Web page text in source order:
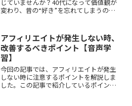
じていませんか？40代になって価値観が
変わり、昔の“好き”を忘れてしまうのは
見”のヒントを紹介。過去の自分を振り返
ることで、今のあなたに合う「好き」が
見えてきます。
アフィリエイトが発生しない時、
改善するべきポイント【音声学
習】
今回の記事では、アフィリエイトが発生
しない時に注意するポイントを解説しま
した。この記事で紹介しているポイント